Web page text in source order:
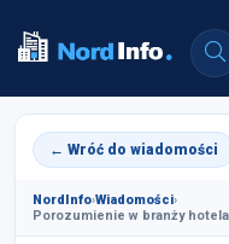
← Wróć do wiadomości
NordInfo›Wiadomości›
Porozumienie w branży